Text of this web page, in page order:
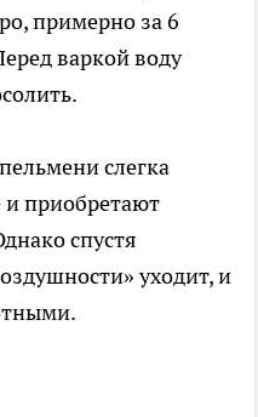
примерно за 6
варкой воду
слегка
и приобретают
спустя
уходит, и